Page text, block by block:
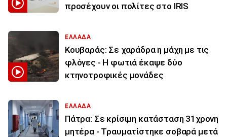
προσέχουν οι πολίτες στο IRIS
ΕΛΛΑΔΑ
Κουβαράς: Σε χαράδρα η μάχη με τις
φλόγες - Η φωτιά έκαψε δύο
κτηνοτροφικές μονάδες
ΕΛΛΑΔΑ
Πάτρα: Σε κρίσιμη κατάσταση 31χρονη
μητέρα - Τραυματίστηκε σοβαρά μετά